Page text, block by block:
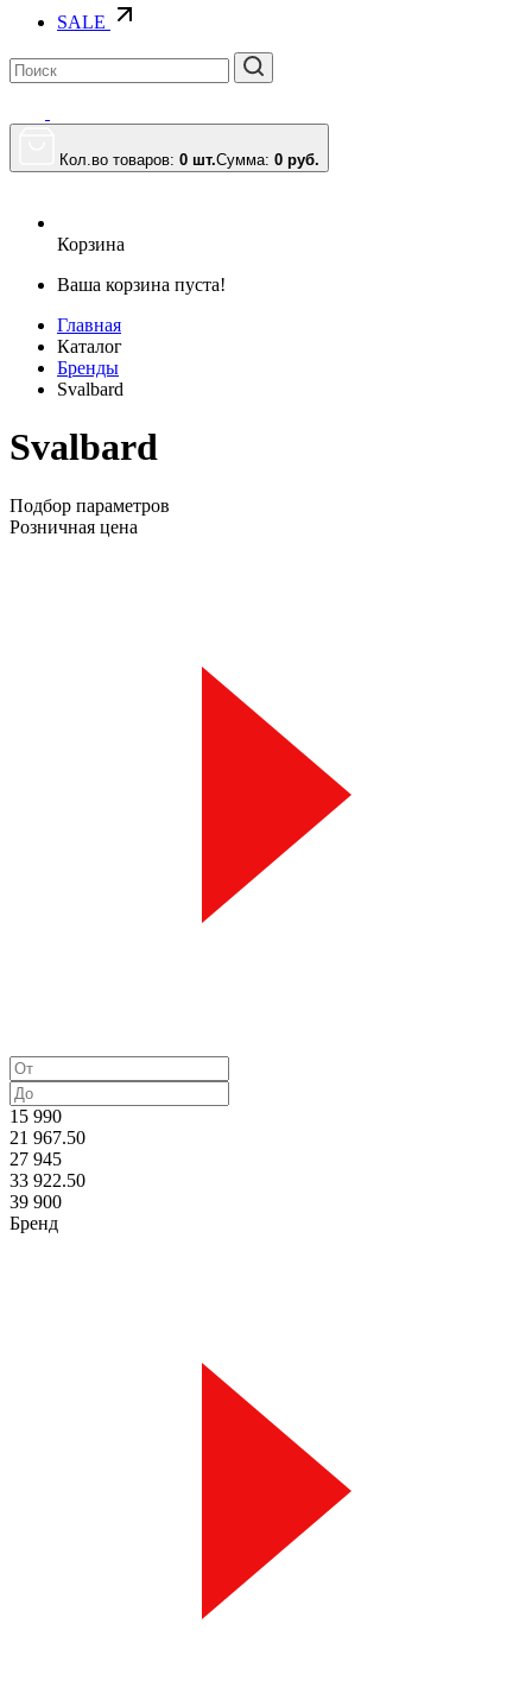
SALE
Кол.во товаров: 0 шт.Сумма: 0 руб.
Корзина
Ваша корзина пуста!
Главная
Каталог
Бренды
Svalbard
Svalbard
Подбор параметров
Розничная цена
15 990
21 967.50
27 945
33 922.50
39 900
Бренд